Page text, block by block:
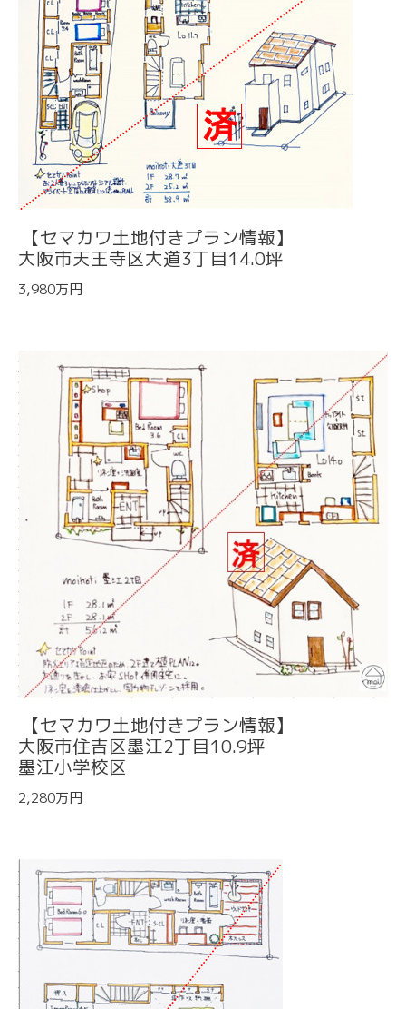
【セマカワ土地付きプラン情報】
大阪市天王寺区大道3丁目14.0坪
3,980万円
【セマカワ土地付きプラン情報】
大阪市住吉区墨江2丁目10.9坪
墨江小学校区
2,280万円